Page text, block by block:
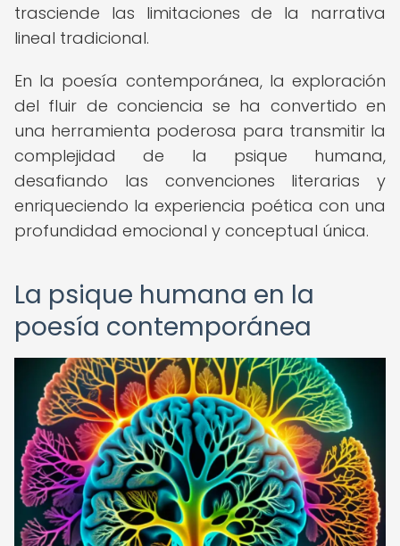
trasciende las limitaciones de la narrativa
lineal tradicional.
En la poesía contemporánea, la exploración
del fluir de conciencia se ha convertido en
una herramienta poderosa para transmitir la
complejidad de la psique humana,
desafiando las convenciones literarias y
enriqueciendo la experiencia poética con una
profundidad emocional y conceptual única.
La psique humana en la
poesía contemporánea